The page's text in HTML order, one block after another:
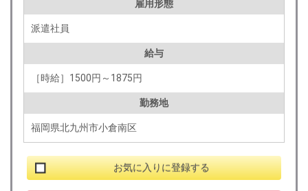
雇用形態
派遣社員
給与
［時給］1500円～1875円
勤務地
福岡県北九州市小倉南区
お気に入りに登録する